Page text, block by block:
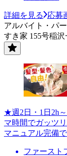
詳細を見る
応募
アルバイト・パー
すき家 155号稲
★週2日・1日2h
マ時間でガッツ
マニュアル完備
ファースト